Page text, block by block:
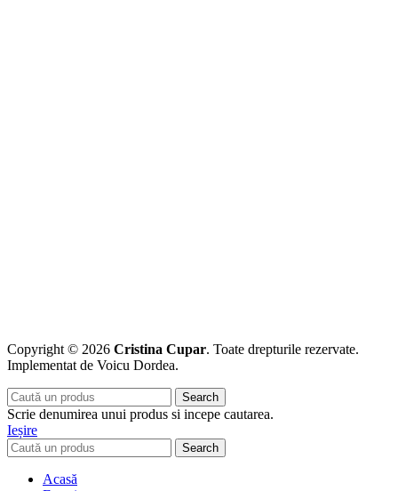
Copyright © 2026 Cristina Cupar. Toate drepturile rezervate.
Implementat de Voicu Dordea.
Search
Scrie denumirea unui produs si incepe cautarea.
Ieșire
Search
Acasă